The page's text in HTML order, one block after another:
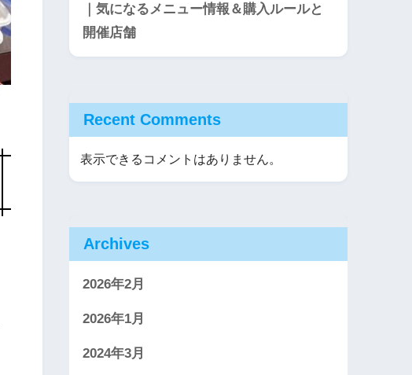
｜気になるメニュー情報＆購入ルールと
開催店舗
Recent Comments
表示できるコメントはありません。
Archives
2026年2月
2026年1月
2024年3月